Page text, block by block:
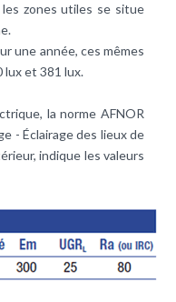
les zones utiles se situe
une année, ces mêmes
lux et 381 lux.
la norme AFNOR
- Éclairage des lieux de
indique les valeurs